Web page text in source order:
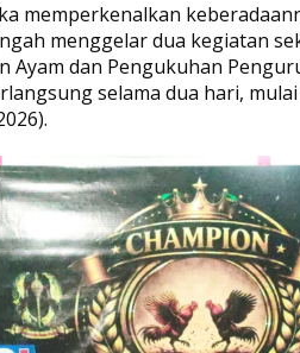
memperkenalkan
menggelar dua kegiatan
Ayam dan Pengukuhan
selama dua hari,